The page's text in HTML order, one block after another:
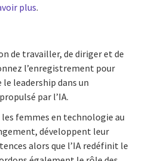
plus.
de travailler, de diriger et de
l’enregistrement pour
leadership dans un
par l’IA.
femmes en technologie au
développent leur
alors que l’IA redéfinit le